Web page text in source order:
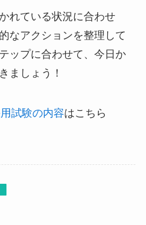
れている状況に合わせ
なアクションを整理して
ップに合わせて、今日か
ましょう！
試験の内容はこちら